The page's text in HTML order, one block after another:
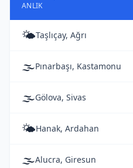
ANLIK
🌤️Taşlıçay, Ağrı
🌫️Pınarbaşı, Kastamonu
🌫️Gölova, Sivas
🌤️Hanak, Ardahan
🌫️Alucra, Giresun